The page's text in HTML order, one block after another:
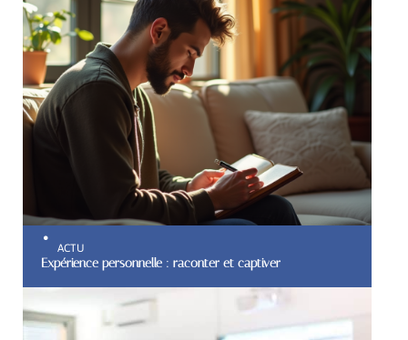
ACTU
Expérience personnelle : raconter et captiver